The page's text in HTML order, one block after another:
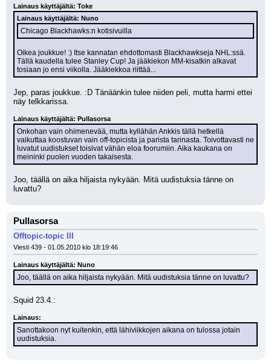
Lainaus käyttäjältä: Toke
Lainaus käyttäjältä: Nuno
Chicago Blackhawks:n kotisivuilla
Oikea joukkue! :) Itse kannatan ehdottomasti Blackhawkseja NHL:ssä.
Tällä kaudella tulee Stanley Cup! Ja jääkiekon MM-kisatkin alkavat
tosiaan jo ensi viikolla. Jääkiekkoa riittää...
Jep, paras joukkue. :D Tänäänkin tulee niiden peli, mutta harmi ettei
näy telkkarissa.
Lainaus käyttäjältä: Pullasorsa
Onkohan vain ohimenevää, mutta kyllähän Ankkis tällä hetkellä
vaikuttaa koostuvan vain off-topicista ja parista tarinasta. Toivottavasti ne
luvatut uudistukset toisivat vähän eloa foorumiin. Aika kaukana on
meininki puolen vuoden takaisesta.
Joo, täällä on aika hiljaista nykyään. Mitä uudistuksia tänne on
luvattu?
Pullasorsa
Offtopic-topic III
Viesti 439 - 01.05.2010 klo 18:19:46
Lainaus käyttäjältä: Nuno
Joo, täällä on aika hiljaista nykyään. Mitä uudistuksia tänne on luvattu?
Squid 23.4.:
Lainaus:
Sanottakoon nyt kuitenkin, että lähiviikkojen aikana on tulossa jotain
uudistuksia.